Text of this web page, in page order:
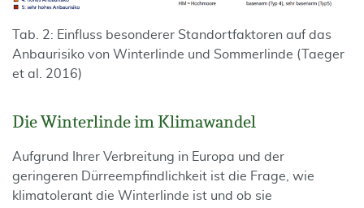
Tab. 2: Einfluss besonderer Standortfaktoren auf das
Anbaurisiko von Winterlinde und Sommerlinde (Taeger
et al. 2016)
Die Winterlinde im Klimawandel
Aufgrund Ihrer Verbreitung in Europa und der
geringeren Dürreempfindlichkeit ist die Frage, wie
klimatolerant die Winterlinde ist und ob sie